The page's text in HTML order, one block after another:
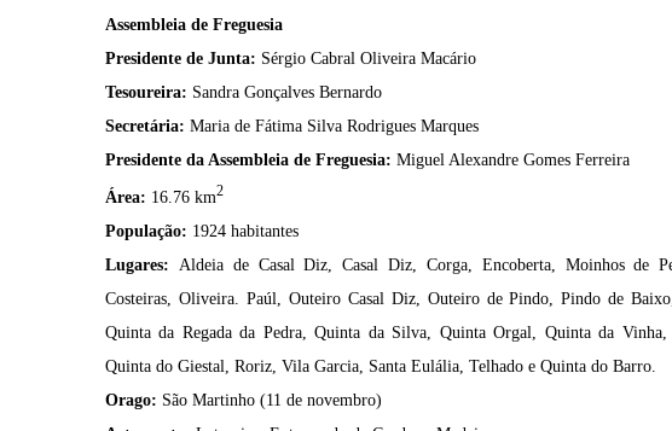
Assembleia de Freguesia
Presidente de Junta: Sérgio Cabral Oliveira Macário
Tesoureira: Sandra Gonçalves Bernardo
Secretária: Maria de Fátima Silva Rodrigues Marques
Presidente da Assembleia de Freguesia: Miguel Alexandre Gomes Ferreira
Área: 16.76 km2
População: 1924 habitantes
Lugares: Aldeia de Casal Diz, Casal Diz, Corga, Encoberta, Moinhos de
Costeiras, Oliveira. Paúl, Outeiro Casal Diz, Outeiro de Pindo, Pindo de
Quinta da Regada da Pedra, Quinta da Silva, Quinta Orgal, Quinta da Vinha,
Quinta do Giestal, Roriz, Vila Garcia, Santa Eulália, Telhado e Quinta do Barro.
Orago: São Martinho (11 de novembro)